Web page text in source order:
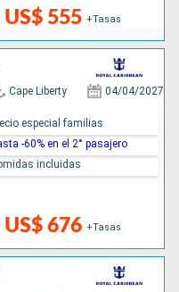
US$ 555 +Tasas
Cape Liberty 04/04/2027
US$ 676 +Tasas
especial familias
-60% en el 2° pasajero
incluidas